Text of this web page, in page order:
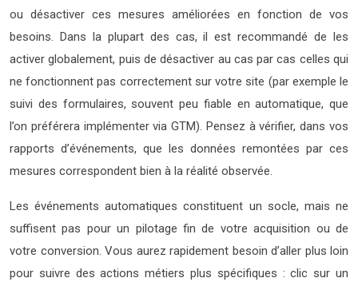
ou désactiver ces mesures améliorées en fonction de vos
besoins. Dans la plupart des cas, il est recommandé de les
activer globalement, puis de désactiver au cas par cas celles qui
ne fonctionnent pas correctement sur votre site (par exemple le
suivi des formulaires, souvent peu fiable en automatique, que
l’on préférera implémenter via GTM). Pensez à vérifier, dans vos
rapports d’événements, que les données remontées par ces
mesures correspondent bien à la réalité observée.
Les événements automatiques constituent un socle, mais ne
suffisent pas pour un pilotage fin de votre acquisition ou de
votre conversion. Vous aurez rapidement besoin d’aller plus loin
pour suivre des actions métiers plus spécifiques : clic sur un